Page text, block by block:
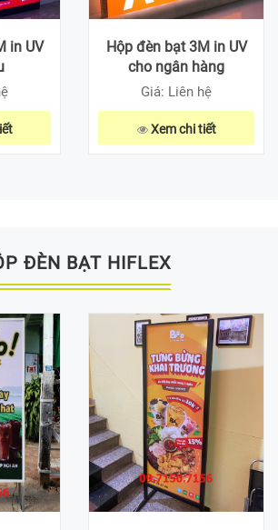
in UV
Hộp đèn bạt 3M in UV
cho ngân hàng
Giá: Liên hệ
Xem chi tiết
ĐÈN BẠT HIFLEX